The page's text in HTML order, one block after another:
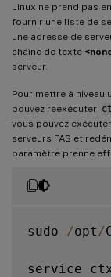
Linux ne prend pas
fournir une liste de
une adresse de
chaîne de texte
serveur.
Pour mettre à niveau
pouvez réexécuter
vous pouvez
serveurs FAS et
paramètre prenne
sudo /opt /
service